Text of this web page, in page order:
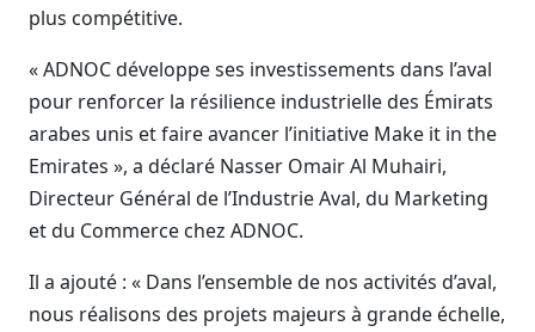
plus compétitive.
« ADNOC développe ses investissements dans l’aval
pour renforcer la résilience industrielle des Émirats
arabes unis et faire avancer l’initiative Make it in the
Emirates », a déclaré Nasser Omair Al Muhairi,
Directeur Général de l’Industrie Aval, du Marketing
et du Commerce chez ADNOC.
Il a ajouté : « Dans l’ensemble de nos activités d’aval,
nous réalisons des projets majeurs à grande échelle,